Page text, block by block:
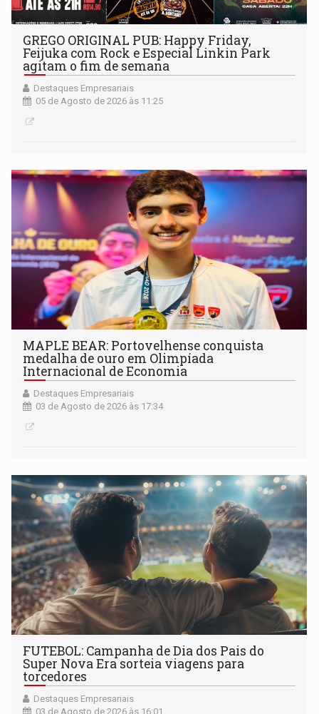
GREGO ORIGINAL PUB: Happy Friday,
Feijuka com Rock e Especial Linkin Park
agitam o fim de semana
Destaques Empresariais
05 de Agosto de 2026 às 11:25
MAPLE BEAR: Portovelhense conquista
medalha de ouro em Olimpíada
Internacional de Economia
Destaques Empresariais
03 de Agosto de 2026 às 17:34
FUTEBOL: Campanha de Dia dos Pais do
Super Nova Era sorteia viagens para
torcedores
Destaques Empresariais
03 de Agosto de 2026 às 16:01